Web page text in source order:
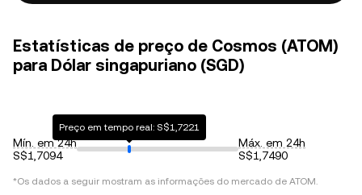
Estatísticas de preço de Cosmos (ATOM)
para Dólar singapuriano (SGD)
Mín. em 24h
S$1,7094
Preço em tempo real: S$1,7221
Máx. em 24h
S$1,7490
*Os dados a seguir mostram as informações do mercado de ATOM.